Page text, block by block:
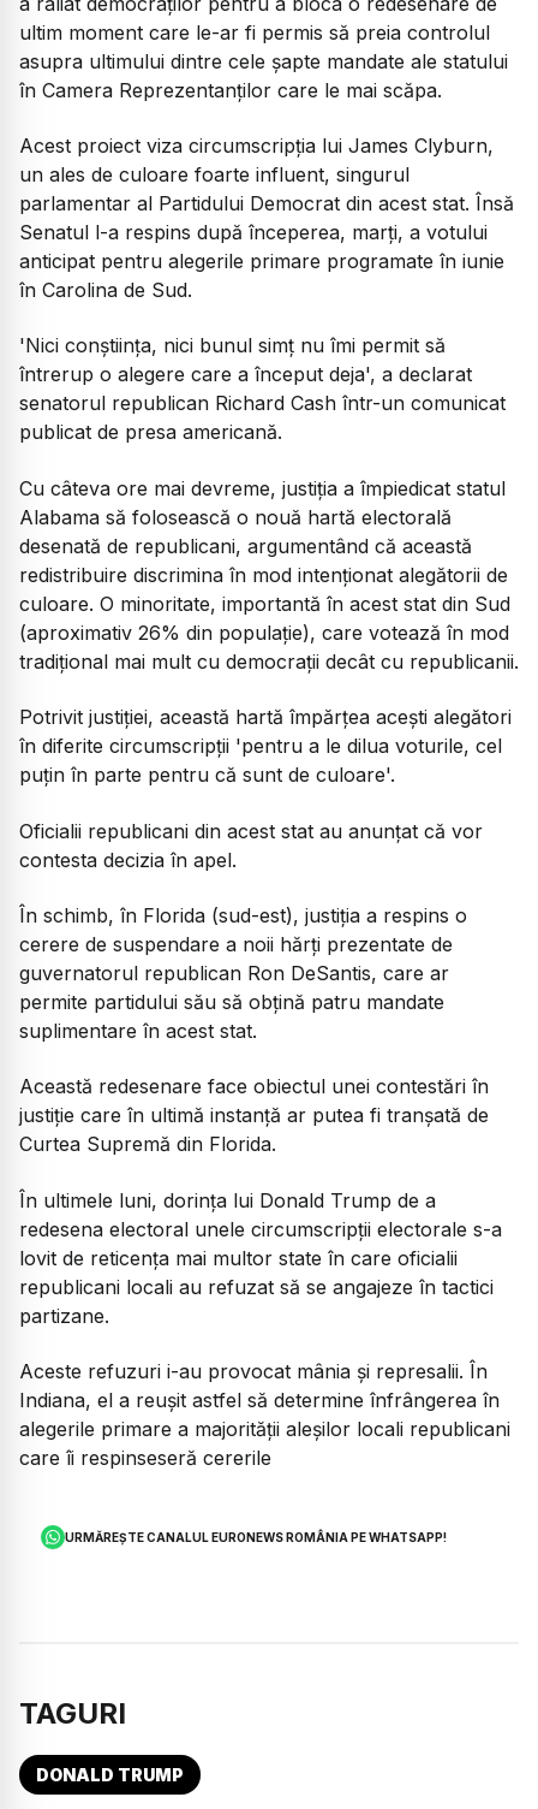
ultim moment care le-ar fi permis să preia controlul
asupra ultimului dintre cele șapte mandate ale statului
în Camera Reprezentanților care le mai scăpa.
Acest proiect viza circumscripția lui James Clyburn,
un ales de culoare foarte influent, singurul
parlamentar al Partidului Democrat din acest stat. Însă
Senatul l-a respins după începerea, marți, a votului
anticipat pentru alegerile primare programate în iunie
în Carolina de Sud.
'Nici conștiința, nici bunul simț nu îmi permit să
întrerup o alegere care a început deja', a declarat
senatorul republican Richard Cash într-un comunicat
publicat de presa americană.
Cu câteva ore mai devreme, justiția a împiedicat statul
Alabama să folosească o nouă hartă electorală
desenată de republicani, argumentând că această
redistribuire discrimina în mod intenționat alegătorii de
culoare. O minoritate, importantă în acest stat din Sud
(aproximativ 26% din populație), care votează în mod
tradițional mai mult cu democrații decât cu republicanii.
Potrivit justiției, această hartă împărțea acești alegători
în diferite circumscripții 'pentru a le dilua voturile, cel
puțin în parte pentru că sunt de culoare'.
Oficialii republicani din acest stat au anunțat că vor
contesta decizia în apel.
În schimb, în Florida (sud-est), justiția a respins o
cerere de suspendare a noii hărți prezentate de
guvernatorul republican Ron DeSantis, care ar
permite partidului său să obțină patru mandate
suplimentare în acest stat.
Această redesenare face obiectul unei contestări în
justiție care în ultimă instanță ar putea fi tranșată de
Curtea Supremă din Florida.
În ultimele luni, dorința lui Donald Trump de a
redesena electoral unele circumscripții electorale s-a
lovit de reticența mai multor state în care oficialii
republicani locali au refuzat să se angajeze în tactici
partizane.
Aceste refuzuri i-au provocat mânia și represalii. În
Indiana, el a reușit astfel să determine înfrângerea în
alegerile primare a majorității aleșilor locali republicani
care îi respinseseră cererile
URMĂREȘTE CANALUL EURONEWS ROMÂNIA PE WHATSAPP!
TAGURI
DONALD TRUMP